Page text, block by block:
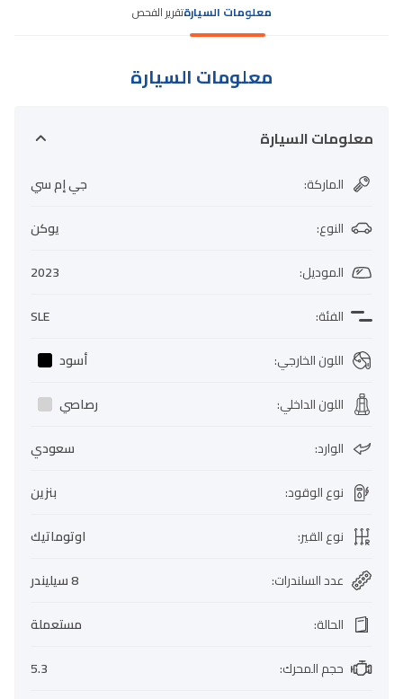
معلومات السيارةتقرير الفحص
معلومات السيارة
معلومات السيارة
الماركة:
جي إم سي
النوع:
يوكن
الموديل:
2023
الفئة:
SLE
اللون الخارجي:
أسود
اللون الداخلي:
رصاصي
الوارد:
سعودي
نوع الوقود:
بنزين
نوع القير:
اوتوماتيك
عدد السلندرات:
8 سيليندر
الحالة:
مستعملة
حجم المحرك:
5.3